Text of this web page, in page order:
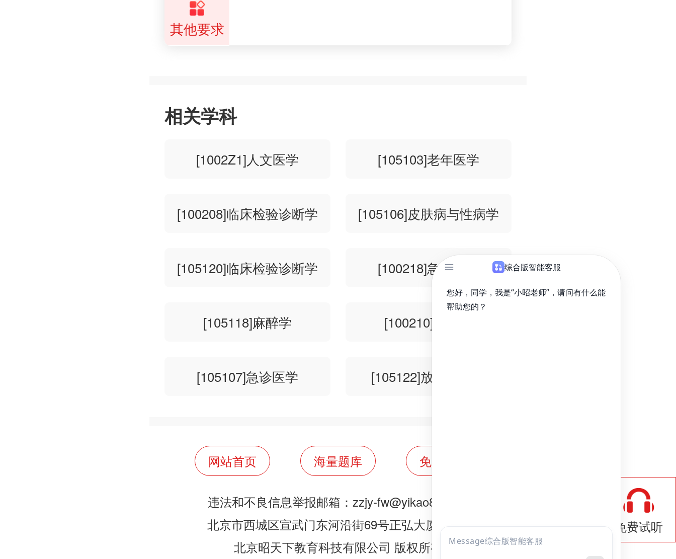
其他要求
相关学科
[1002Z1]人文医学 [105103]老年医学
[100208]临床检验诊断学 [105106]皮肤病与性病学
[105120]临床检验诊断学 [100218]急诊医学
[105118]麻醉学 [100210]外科学
[105107]急诊医学 [105122]放射肿瘤学
网站首页 海量题库 免费题库
违法和不良信息举报邮箱： zzjy-fw@yikao88.com
北京市西城区宣武门东河沿街69号正弘大厦208室
北京昭天下教育科技有限公司 版权所有
免费试听